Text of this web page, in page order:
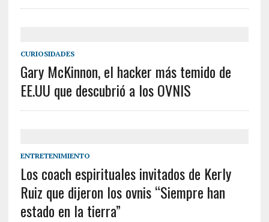
CURIOSIDADES
Gary McKinnon, el hacker más temido de
EE.UU que descubrió a los OVNIS
ENTRETENIMIENTO
Los coach espirituales invitados de Kerly
Ruiz que dijeron los ovnis “Siempre han
estado en la tierra”